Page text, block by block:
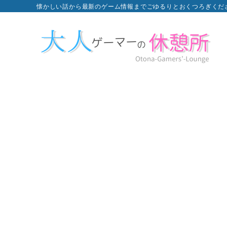
懐かしい話から最新のゲーム情報までごゆるりとおくつろぎくだ